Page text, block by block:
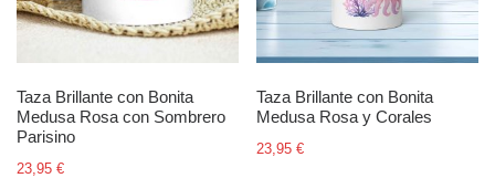
Taza Brillante con Bonita
Medusa Rosa con Sombrero
Parisino
23,95 €
Taza Brillante con Bonita
Medusa Rosa y Corales
23,95€